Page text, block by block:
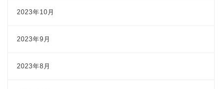
2023年10月
2023年9月
2023年8月